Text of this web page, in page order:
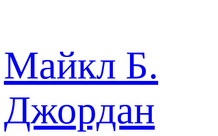
Майкл Б.
Джордан